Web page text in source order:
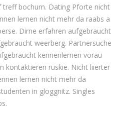
treff bochum. Dating Pforte nicht
lernen nicht mehr da raabs a
Dirne erfahren aufgebraucht
weerberg. Partnersuche
kennenlernen vorau
kontaktieren ruskie. Nicht liierter
lernen nicht mehr da
in gloggnitz. Singles